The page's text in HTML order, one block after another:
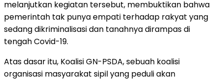
melanjutkan kegiatan tersebut, membuktikan bahwa
pemerintah tak punya empati terhadap rakyat yang
sedang dikriminalisasi dan tanahnya dirampas di
tengah Covid-19.
Atas dasar itu, Koalisi GN-PSDA, sebuah koalisi
organisasi masyarakat sipil yang peduli akan